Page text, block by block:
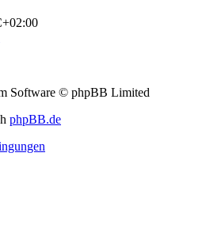
Software © phpBB Limited
phpBB.de